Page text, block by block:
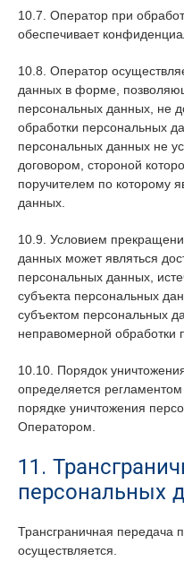
10.7. Оператор при
обеспечивает
10.8. Оператор
данных в форме,
персональных данных, не
обработки персональных
персональных данных не
договором, стороной
поручителем по которому
данных.
10.9. Условием
данных может являться
персональных данных,
субъекта персональных
субъектом персональных
неправомерной обработки
10.10. Порядок
определяется
порядке уничтожения
Оператором.
11.
персональных
Трансграничная передача
осуществляется.